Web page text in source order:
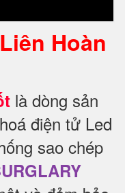
Hoàn
là dòng sản
điện tử Led
sao chép